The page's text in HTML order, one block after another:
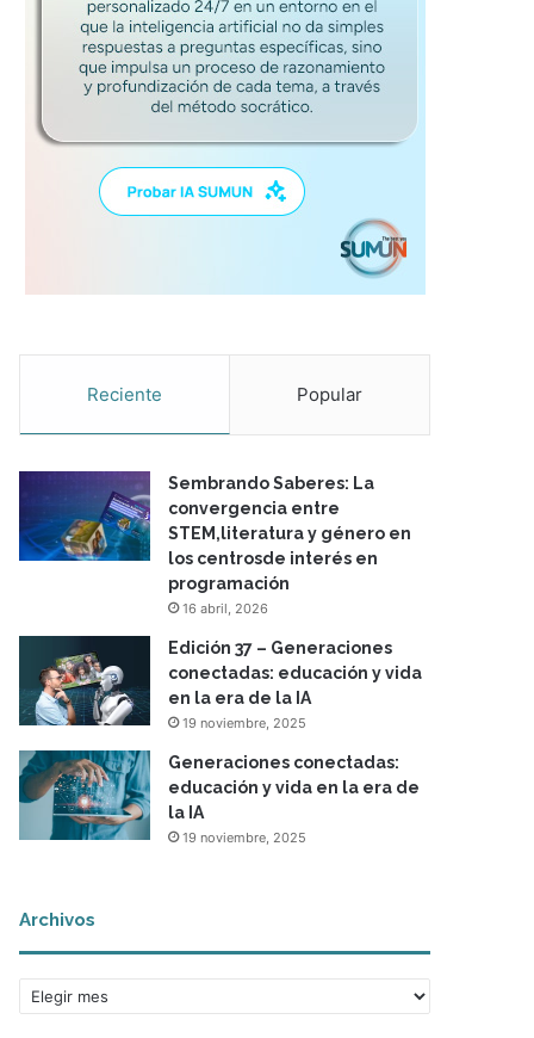
Reciente Popular
Sembrando Saberes: La
convergencia entre
STEM,literatura y género en
los centrosde interés en
programación
16 abril, 2026
Edición 37 – Generaciones
conectadas: educación y vida
en la era de la IA
19 noviembre, 2025
Generaciones conectadas:
educación y vida en la era de
la IA
19 noviembre, 2025
Archivos
r